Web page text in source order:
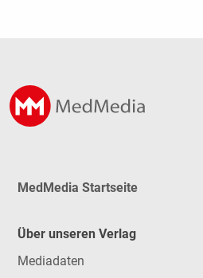
MedMedia Startseite
Über unseren Verlag
Mediadaten